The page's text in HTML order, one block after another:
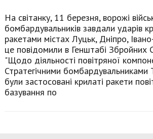
На світанку, 11 березня, ворожі
бомбардувальників завдали ударів
ракетами містах Луцьк, Дніпро,
це повідомили в Генштабі Збройних
"Щодо діяльності повітряної
Стратегічними
були застосовані крилаті ракети
базування по